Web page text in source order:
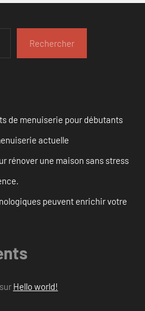
Rechercher
de menuiserie pour débutants
actuelle
rénover une maison sans stress
peuvent enrichir votre
Hello world!